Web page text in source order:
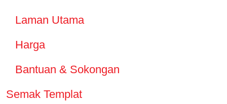
Laman Utama
Harga
Bantuan & Sokongan
Semak Templat